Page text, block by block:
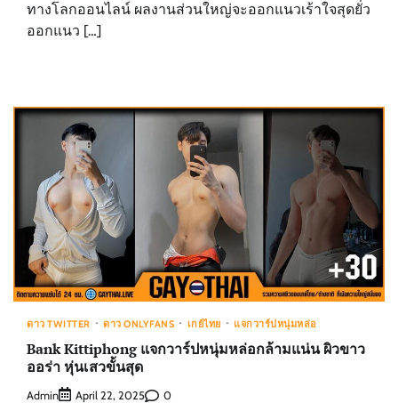
ทางโลกออนไลน์ ผลงานส่วนใหญ่จะออกแนวเร้าใจสุดยั่ว
ออกแนว […]
ดาว TWITTER ดาว ONLYFANS เกย์ไทย แจกวาร์ปหนุ่มหล่อ
Bank Kittiphong แจกวาร์ปหนุ่มหล่อกล้ามแน่น ผิวขาว
ออร่า หุ่นเสวขั้นสุด
Admin April 22, 2025 0